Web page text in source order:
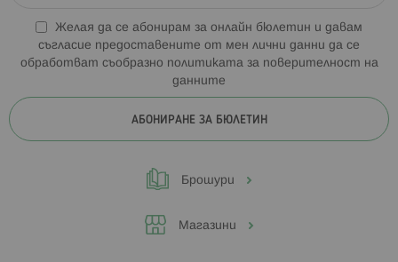
Желая да се абонирам за онлайн бюлетин и давам
съгласие предоставените от мен лични данни да се
обработват съобразно политиката за поверителност на
данните
АБОНИРАНЕ ЗА БЮЛЕТИН
Брошури
Магазини